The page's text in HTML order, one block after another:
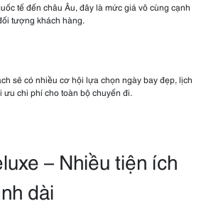
tế đến châu Âu, đây là mức giá vô cùng cạnh
tượng khách hàng.
sẽ có nhiều cơ hội lựa chọn ngày bay đẹp, lịch
chi phí cho toàn bộ chuyến đi.
– Nhiều tiện ích
dài